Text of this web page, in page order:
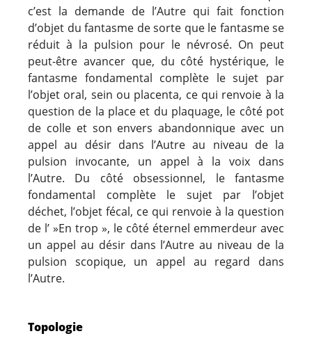
c’est la demande de l’Autre qui fait fonction
d’objet du fantasme de sorte que le fantasme se
réduit à la pulsion pour le névrosé. On peut
peut-être avancer que, du côté hystérique, le
fantasme fondamental complète le sujet par
l’objet oral, sein ou placenta, ce qui renvoie à la
question de la place et du plaquage, le côté pot
de colle et son envers abandonnique avec un
appel au désir dans l’Autre au niveau de la
pulsion invocante, un appel à la voix dans
l’Autre. Du côté obsessionnel, le fantasme
fondamental complète le sujet par l’objet
déchet, l’objet fécal, ce qui renvoie à la question
de l’ »En trop », le côté éternel emmerdeur avec
un appel au désir dans l’Autre au niveau de la
pulsion scopique, un appel au regard dans
l’Autre.
Topologie